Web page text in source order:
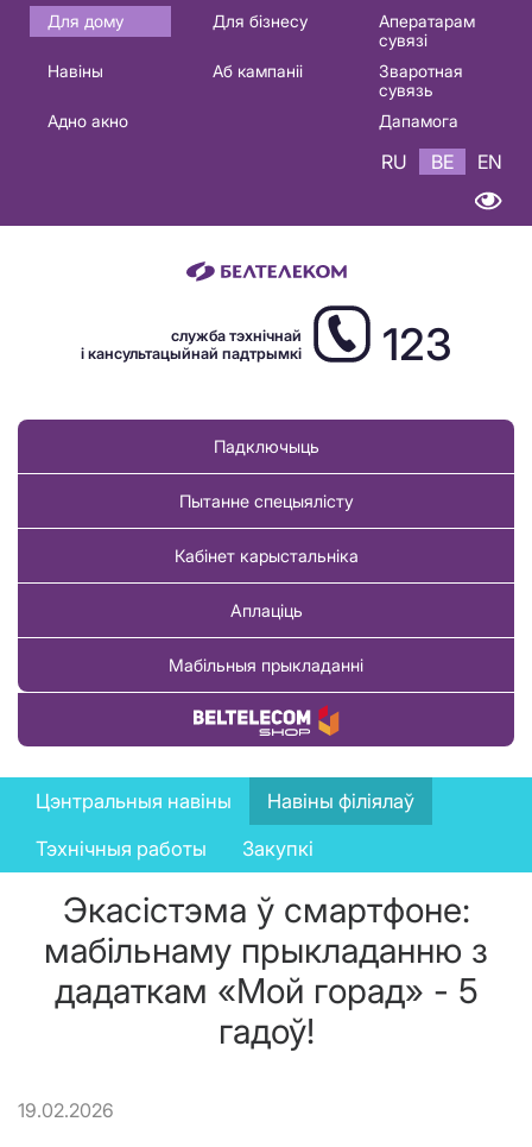
Основная
навигация
Для дому Для бізнесу
Аператарам
сувязі
Навіны
Аб кампаніі
Зваротная
сувязь
Адно акно
Дапамога
RU BE EN
служба тэхнічнай
і кансультацыйнай падтрымкі
123
Падключыць
Пытанне спецыялісту
Кабінет карыстальніка
Аплаціць
Мабільныя прыкладанні
Купіць тавар
News
menu
Цэнтральныя навіны
Навіны філіялаў
Тэхнічныя работы
Закупкі
Экасістэма ў смартфоне:
мабільнаму прыкладанню з
дадаткам «Мой горад» - 5
гадоў!
19.02.2026